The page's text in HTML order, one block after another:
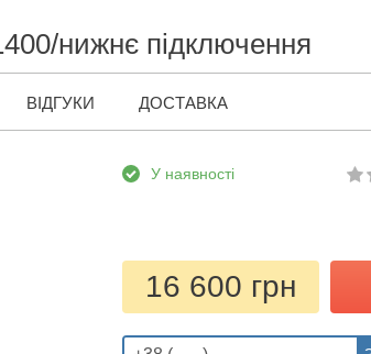
нижнє підключення
ВІДГУКИ ДОСТАВКА
У наявності
16 600 грн